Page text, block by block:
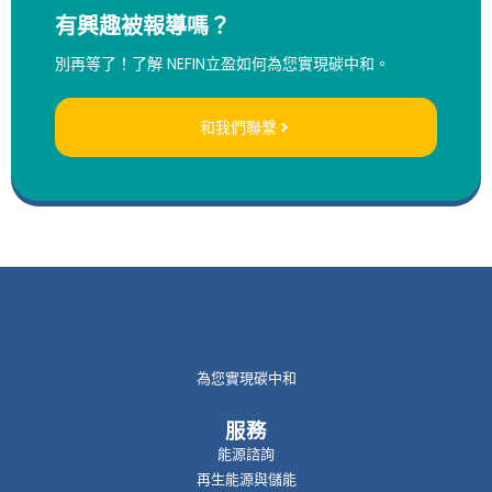
有興趣被報導嗎？
別再等了！了解 NEFIN立盈如何為您實現碳中和。
和我們聯繫
為您實現碳中和
服務
能源諮詢
再生能源與儲能